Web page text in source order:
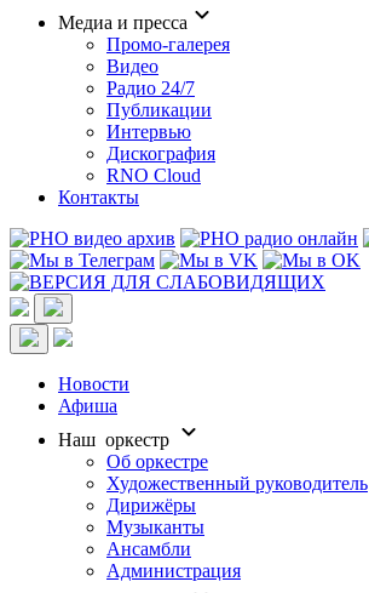
Медиа и пресса
Промо-галерея
Видео
Радио 24/7
Публикации
Интервью
Дискография
RNO Cloud
Контакты
Новости
Афиша
Наш оркестр
Об оркестре
Художественный руководитель
Дирижёры
Музыканты
Ансамбли
Администрация